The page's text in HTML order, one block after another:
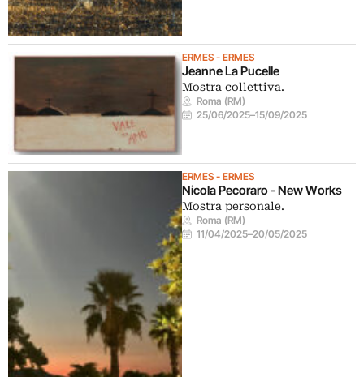
ERMES - ERMES
Jeanne La Pucelle
Mostra collettiva.
Roma (RM)
25/06/2025–15/09/2025
ERMES - ERMES
Nicola Pecoraro - New Works
Mostra personale.
Roma (RM)
11/04/2025–20/05/2025